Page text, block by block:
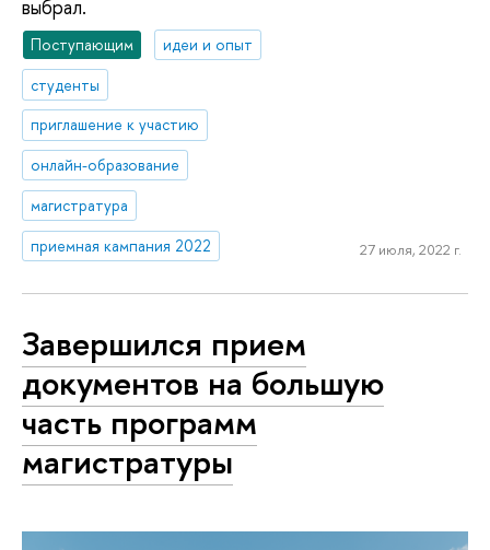
выбрал.
Поступающим
идеи и опыт
студенты
приглашение к участию
онлайн-образование
магистратура
приемная кампания 2022
27 июля, 2022 г.
Завершился прием
документов на большую
часть программ
магистратуры